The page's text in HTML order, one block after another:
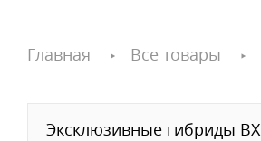
Главная Все товары
Эксклюзивные гибриды ВХ